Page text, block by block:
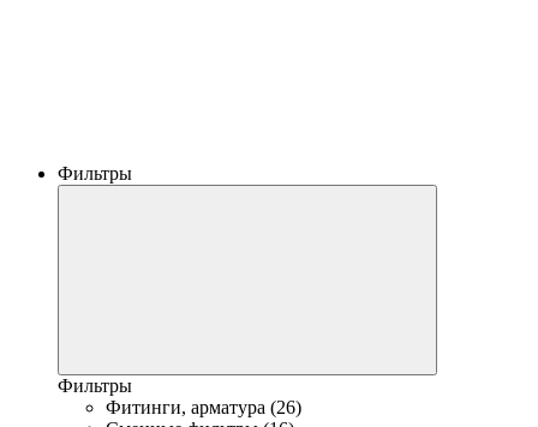
Фильтры
Фильтры
Фитинги, арматура (26)